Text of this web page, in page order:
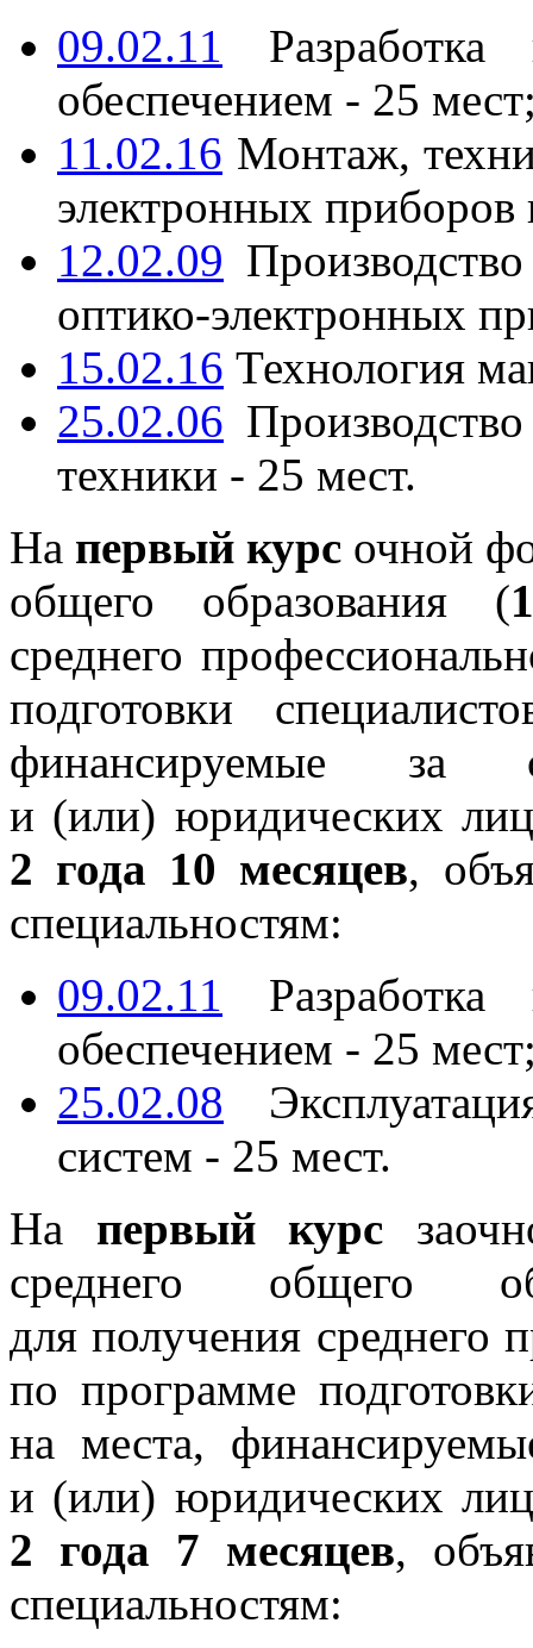
09.02.11
обеспечением - 25
11.02.16 Монтаж,
электронных приборов
12.02.09
оптико-электронных
15.02.16 Технология
25.02.06
техники - 25 мест.
На первый курс очной
общего образования (
среднего
подготовки
финансируемые за
и (или) юридических
2 года 10 месяцев,
специальностям:
09.02.11
обеспечением - 25
25.02.08
систем - 25 мест.
На первый курс
среднего общего
для получения среднего
по программе
на места,
и (или) юридических
2 года 7 месяцев,
специальностям: